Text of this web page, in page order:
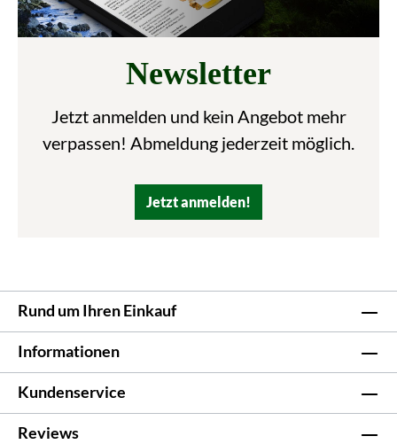
Newsletter
Jetzt anmelden und kein Angebot mehr
verpassen! Abmeldung jederzeit möglich.
Jetzt anmelden!
Rund um Ihren Einkauf
Informationen
Kundenservice
Reviews